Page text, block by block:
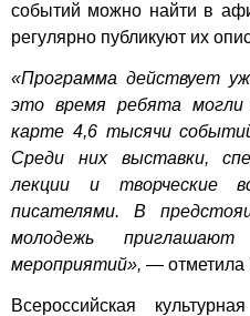
событий можно найти в
регулярно публикуют их
«Программа действует
это время ребята
карте 4,6 тысячи
Среди них выставки,
лекции и творческие
писателями. В
молодежь
мероприятий», — отметила
Всероссийская